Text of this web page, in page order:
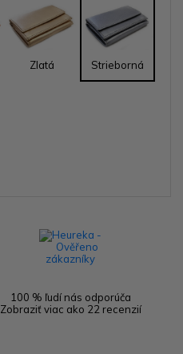
Zlatá Strieborná
100 % ľudí nás odporúča
Zobraziť viac ako 22 recenzií